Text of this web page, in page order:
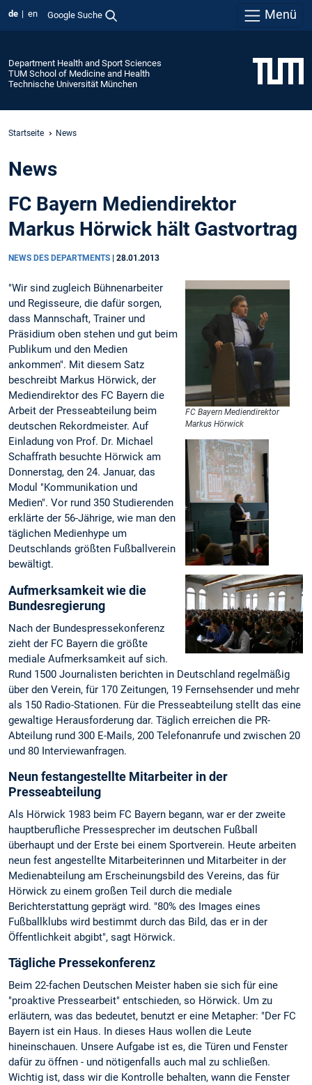
de en Google Suche Menü
Department Health and Sport Sciences
TUM School of Medicine and Health
Technische Universität München
Startseite News
News
FC Bayern Mediendirektor
Markus Hörwick hält Gastvortrag
NEWS DES DEPARTMENTS 28.01.2013
FC Bayern Mediendirektor
Markus Hörwick
"Wir sind zugleich Bühnenarbeiter
und Regisseure, die dafür sorgen,
dass Mannschaft, Trainer und
Präsidium oben stehen und gut beim
Publikum und den Medien
ankommen". Mit diesem Satz
beschreibt Markus Hörwick, der
Mediendirektor des FC Bayern die
Arbeit der Presseabteilung beim
deutschen Rekordmeister. Auf
Einladung von Prof. Dr. Michael
Schaffrath besuchte Hörwick am
Donnerstag, den 24. Januar, das
Modul "Kommunikation und
Medien". Vor rund 350 Studierenden
erklärte der 56-Jährige, wie man den
täglichen Medienhype um
Deutschlands größten Fußballverein
bewältigt.
Aufmerksamkeit wie die
Bundesregierung
Nach der Bundespressekonferenz
zieht der FC Bayern die größte
mediale Aufmerksamkeit auf sich.
Rund 1500 Journalisten berichten in Deutschland regelmäßig
über den Verein, für 170 Zeitungen, 19 Fernsehsender und mehr
als 150 Radio-Stationen. Für die Presseabteilung stellt das eine
gewaltige Herausforderung dar. Täglich erreichen die PR-
Abteilung rund 300 E-Mails, 200 Telefonanrufe und zwischen 20
und 80 Interviewanfragen.
Neun festangestellte Mitarbeiter in der
Presseabteilung
Als Hörwick 1983 beim FC Bayern begann, war er der zweite
hauptberufliche Pressesprecher im deutschen Fußball
überhaupt und der Erste bei einem Sportverein. Heute arbeiten
neun fest angestellte Mitarbeiterinnen und Mitarbeiter in der
Medienabteilung am Erscheinungsbild des Vereins, das für
Hörwick zu einem großen Teil durch die mediale
Berichterstattung geprägt wird. "80% des Images eines
Fußballklubs wird bestimmt durch das Bild, das er in der
Öffentlichkeit abgibt", sagt Hörwick.
Tägliche Pressekonferenz
Beim 22-fachen Deutschen Meister haben sie sich für eine
"proaktive Pressearbeit" entschieden, so Hörwick. Um zu
erläutern, was das bedeutet, benutzt er eine Metapher: "Der FC
Bayern ist ein Haus. In dieses Haus wollen die Leute
hineinschauen. Unsere Aufgabe ist es, die Türen und Fenster
dafür zu öffnen - und nötigenfalls auch mal zu schließen.
Wichtig ist, dass wir die Kontrolle behalten, wann die Fenster